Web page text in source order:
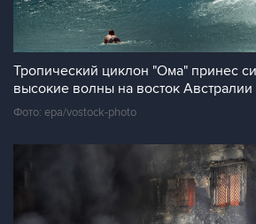
Тропический циклон "Ома" принес
высокие волны на восток Австралии
Фото: epa/vostock-photo